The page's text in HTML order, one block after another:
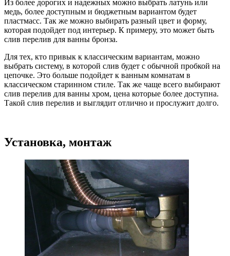
Из более дорогих и надежных можно выбрать латунь или
медь, более доступным и бюджетным вариантом будет
пластмасс. Так же можно выбирать разный цвет и форму,
которая подойдет под интерьер. К примеру, это может быть
слив перелив для ванны бронза.
Для тех, кто привык к классическим вариантам, можно
выбрать систему, в которой слив будет с обычной пробкой на
цепочке. Это больше подойдет к ванным комнатам в
классическом старинном стиле. Так же чаще всего выбирают
слив перелив для ванны хром, цена которые более доступна.
Такой слив перелив и выглядит отлично и прослужит долго.
Установка, монтаж